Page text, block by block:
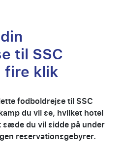
til SSC
fire klik
fodboldrejse til SSC
du vil se, hvilket hotel
sæde du vil sidde på under
reservationsgebyrer.